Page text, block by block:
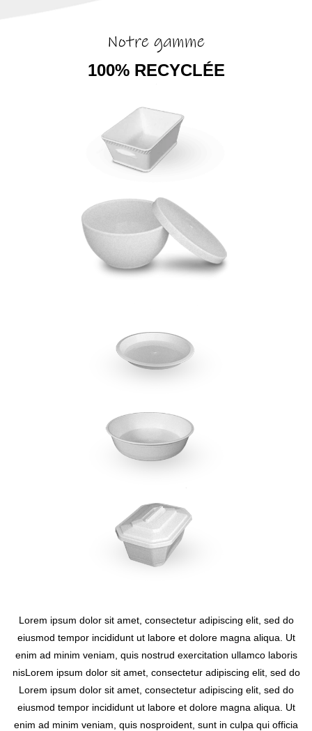
Notre gamme
100% RECYCLÉE
Lorem ipsum dolor sit amet, consectetur adipiscing elit, sed do
eiusmod tempor incididunt ut labore et dolore magna aliqua. Ut
enim ad minim veniam, quis nostrud exercitation ullamco laboris
nisLorem ipsum dolor sit amet, consectetur adipiscing elit, sed do
Lorem ipsum dolor sit amet, consectetur adipiscing elit, sed do
eiusmod tempor incididunt ut labore et dolore magna aliqua. Ut
enim ad minim veniam, quis nosproident, sunt in culpa qui officia